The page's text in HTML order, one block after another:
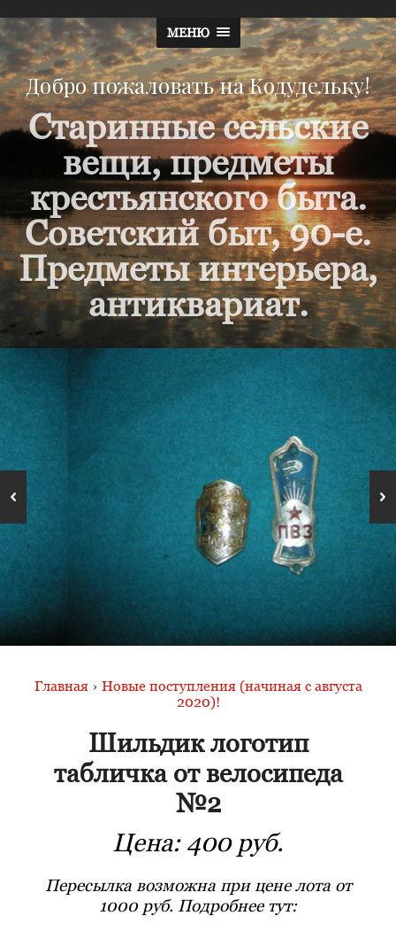
МЕНЮ
Добро пожаловать на Кодудельку!
Старинные сельские
вещи, предметы
крестьянского быта.
Советский быт, 90-е.
Предметы интерьера,
антиквариат.
Главная › Новые поступления (начиная с августа
2020)!
Шильдик логотип
табличка от велосипеда
№2
Цена: 400 руб.
Пересылка возможна при цене лота от
1000 руб. Подробнее тут: